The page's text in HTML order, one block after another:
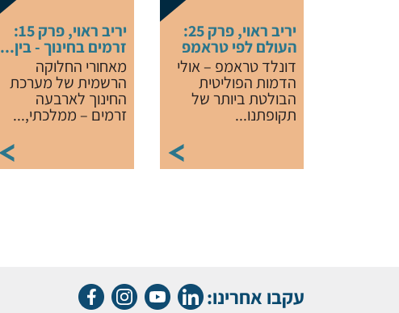
יריב ראוי, פרק 25:
העולם לפי טראמפ
דונלד טראמפ – אולי
הדמות הפוליטית
הבולטת ביותר של
תקופתנו...
יריב ראוי, פרק 15:
זרמים בחינוך - בין...
מאחורי החלוקה
הרשמית של מערכת
החינוך לארבעה
זרמים – ממלכתי,...
עקבו אחרינו: